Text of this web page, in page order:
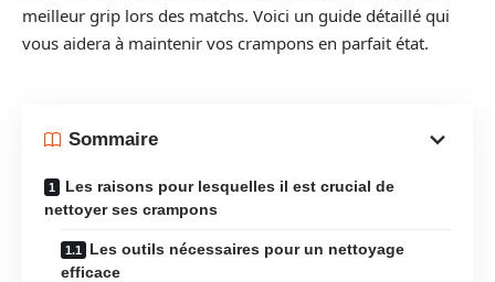
meilleur grip lors des matchs. Voici un guide détaillé qui
vous aidera à maintenir vos crampons en parfait état.
Sommaire
Les raisons pour lesquelles il est crucial de
nettoyer ses crampons
Les outils nécessaires pour un nettoyage
efficace